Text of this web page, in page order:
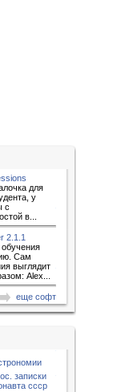
для
у
с
в...
2.1.1
Сам
выглядит
Alex...
еще софт
записки
ссср